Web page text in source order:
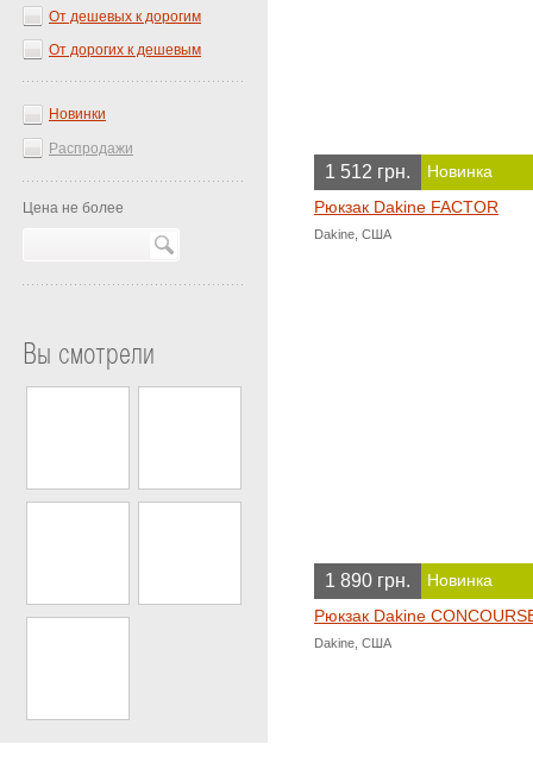
От дешевых к дорогим
От дорогих к дешевым
Новинки
Распродажи
Цена не более
Вы смотрели
1 512 грн. Новинка
Рюкзак Dakine FACTOR
Dakine, США
1 890 грн. Новинка
Рюкзак Dakine
Dakine, США